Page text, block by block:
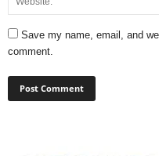
Save my name, email, and
comment.